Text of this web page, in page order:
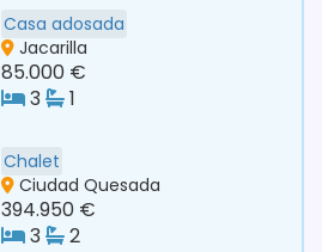
Casa adosada
Jacarilla
85.000 €
3
1
Chalet
Ciudad Quesada
394.950 €
3
2